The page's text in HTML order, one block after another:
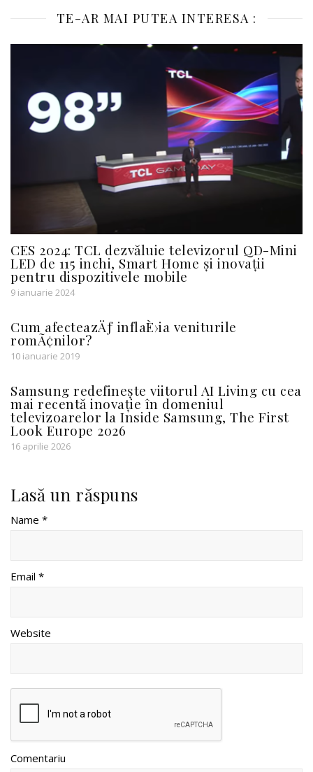
TE-AR MAI PUTEA INTERESA :
CES 2024: TCL dezvăluie televizorul QD-Mini
LED de 115 inchi, Smart Home și inovații
pentru dispozitivele mobile
9 ianuarie 2024
Cum afecteazÄƒ inflaÈ›ia veniturile
romÃ¢nilor?
10 ianuarie 2019
Samsung redefinește viitorul AI Living cu cea
mai recentă inovație în domeniul
televizoarelor la Inside Samsung, The First
Look Europe 2026
16 aprilie 2026
Lasă un răspuns
Name *
Email *
Website
Comentariu